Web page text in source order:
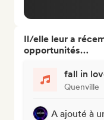
Il/elle leur a
opportunités…
fall in
Quenville
A ajouté à